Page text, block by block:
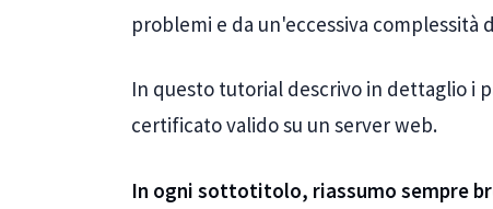
problemi e da un'eccessiva complessità
In questo tutorial descrivo in dettaglio i
certificato valido su un server web.
In ogni sottotitolo, riassumo sempre